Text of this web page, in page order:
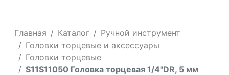
Главная Каталог
Ручной инструмент
Головки торцевые и аксессуары
Головки торцевые
S11S11050 Головка торцевая 1/4"DR, 5 мм